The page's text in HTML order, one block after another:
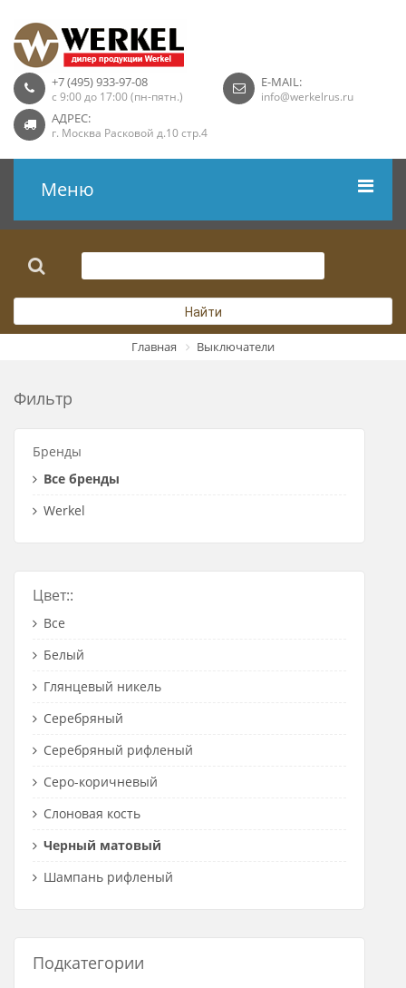
+7 (495) 933-97-08
с 9:00 до 17:00 (пн-пятн.)
E-MAIL:
info@werkelrus.ru
АДРЕС:
г. Москва Расковой д.10 стр.4
Меню
Розетки USB
Розетки Интернет/Телефон
Розетки акустика
Найти
Главная Выключатели
Фильтр
Бренды
Все бренды
Werkel
Цвет::
Все
Белый
Глянцевый никель
Серебряный
Серебряный рифленый
Серо-коричневый
Слоновая кость
Черный матовый
Шампань рифленый
Подкатегории